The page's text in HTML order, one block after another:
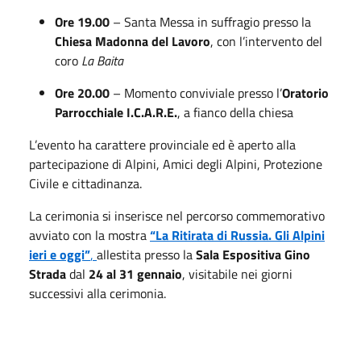
Ore 19.00 – Santa Messa in suffragio presso la
Chiesa Madonna del Lavoro, con l’intervento del
coro La Baita
Ore 20.00 – Momento conviviale presso l’Oratorio
Parrocchiale I.C.A.R.E., a fianco della chiesa
L’evento ha carattere provinciale ed è aperto alla
partecipazione di Alpini, Amici degli Alpini, Protezione
Civile e cittadinanza.
La cerimonia si inserisce nel percorso commemorativo
avviato con la mostra“La Ritirata di Russia. Gli Alpini
ieri e oggi”, allestita presso laSala Espositiva Gino
Stradadal 24 al 31 gennaio, visitabile nei giorni
successivi alla cerimonia.